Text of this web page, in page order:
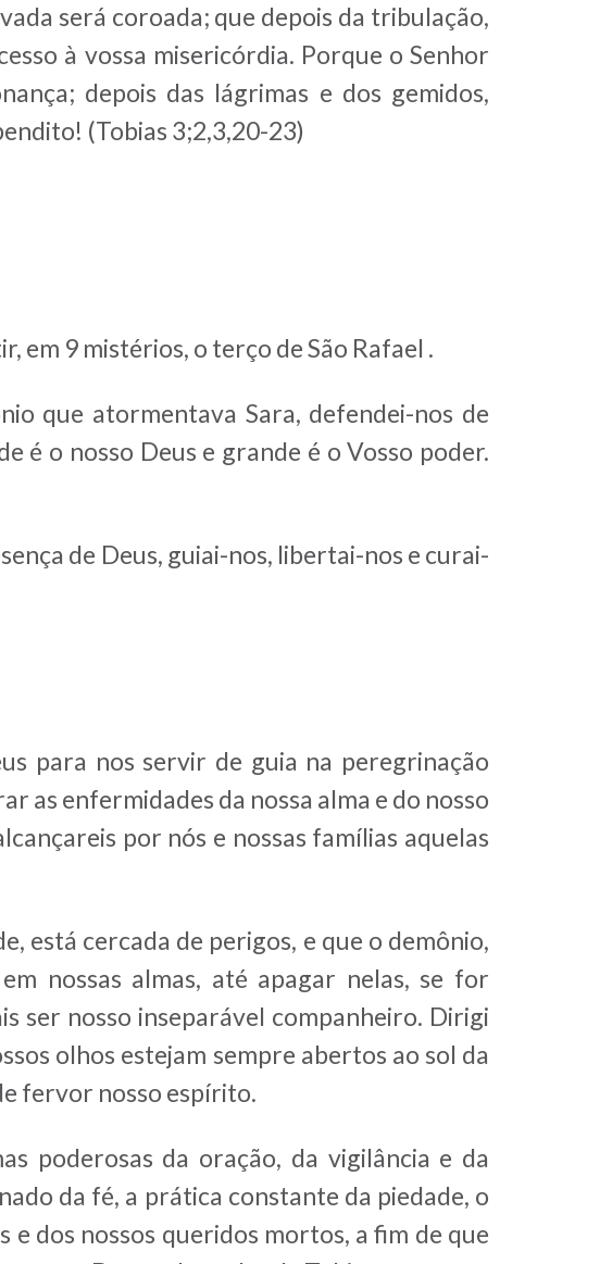
será coroada; que depois da tribulação,
à vossa misericórdia. Porque o Senhor
depois das lágrimas e dos gemidos,
(Tobias 3;2,3,20-23)
em 9 mistérios, o terço de São Rafael .
que atormentava Sara, defendei-nos de
é o nosso Deus e grande é o Vosso poder.
de Deus, guiai-nos, libertai-nos e curai-
para nos servir de guia na peregrinação
as enfermidades da nossa alma e do nosso
por nós e nossas famílias aquelas
está cercada de perigos, e que o demônio,
nossas almas, até apagar nelas, se for
ser nosso inseparável companheiro. Dirigi
olhos estejam sempre abertos ao sol da
fervor nosso espírito.
poderosas da oração, da vigilância e da
da fé, a prática constante da piedade, o
dos nossos queridos mortos, a fim de que